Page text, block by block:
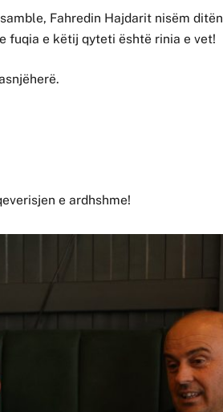
Fahredin Hajdarit nisëm ditën
fuqia e këtij qyteti është rinia e vet!
e ardhshme!